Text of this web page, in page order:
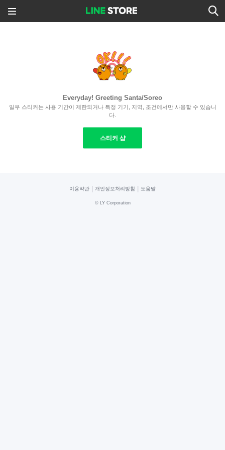
Everyday! Greeting Santa/Soreo
일부 스티커는 사용 기간이 제한되거나 특정 기기, 지역, 조건에서만 사용할 수 있습니
다.
스티커 샵
이용약관 개인정보처리방침 도움말
© LY Corporation